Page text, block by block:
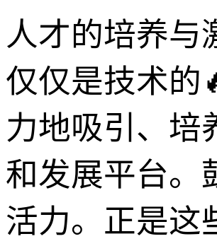
人才的培养与
仅仅是技术的
力地吸引、培
和发展平台。
活力。正是这